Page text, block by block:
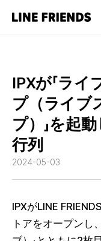
IPXが「ラ
プ（ライブ
プ）」を起
行列
2024-05-03
IPXがLINE
トアをオープンし